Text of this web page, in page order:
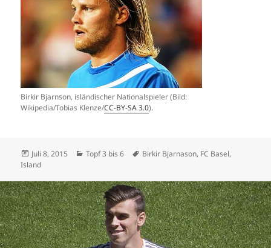
Birkir Bjarnson, isländischer Nationalspieler (Bild:
Wikipedia/Tobias Klenze/CC-BY-SA 3.0).
Veröffentlicht
am
Juli 8, 2015 Kategorien
Topf 3 bis 6 Schlagwörter
Birkir Bjarnason, FC Basel,
Island